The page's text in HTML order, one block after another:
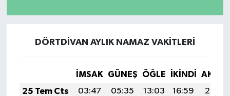
DÖRTDİVAN AYLIK NAMAZ VAKITLERI
İMSAK GÜNEŞ ÖĞLE İKINDI
25 Tem Cts
03:47 05:35 13:03 16:59
20:22